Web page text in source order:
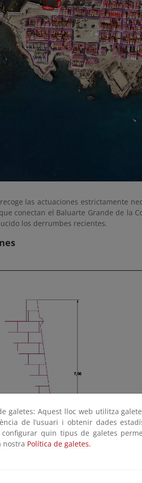
las actuaciones estrictamente
conectan el Baluarte Grande de la
los derrumbes recientes.
galetes: Aquest lloc web utilitza
de l’usuari i obtenir dades
quin tipus de galetes
nostra Política de galetes.